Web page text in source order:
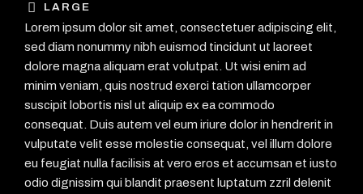
LARGE
Lorem ipsum dolor sit amet, consectetuer adipiscing elit,
sed diam nonummy nibh euismod tincidunt ut laoreet
dolore magna aliquam erat volutpat. Ut wisi enim ad
minim veniam, quis nostrud exerci tation ullamcorper
suscipit lobortis nisl ut aliquip ex ea commodo
consequat. Duis autem vel eum iriure dolor in hendrerit in
vulputate velit esse molestie consequat, vel illum dolore
eu feugiat nulla facilisis at vero eros et accumsan et iusto
odio dignissim qui blandit praesent luptatum zzril delenit